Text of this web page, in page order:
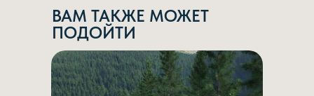
ВАМ ТАКЖЕ МОЖЕТ
ПОДОЙТИ